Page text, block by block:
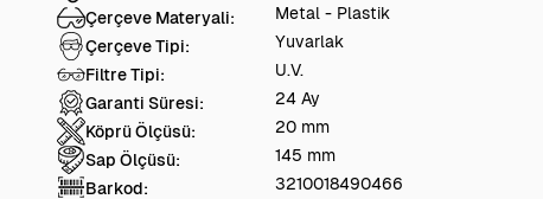
Çerçeve Materyali:
Metal - Plastik
Çerçeve Tipi:
Yuvarlak
Filtre Tipi:
U.V.
Garanti Süresi:
24 Ay
Köprü Ölçüsü:
20 mm
Sap Ölçüsü:
145 mm
Barkod:
3210018490466